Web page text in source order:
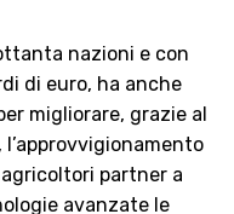
nazioni e con
di euro, ha anche
migliorare, grazie al
, l’approvvigionamento
partner a
avanzate le